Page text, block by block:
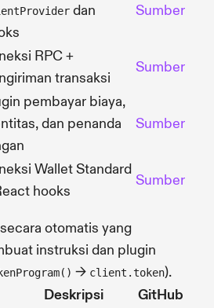
dan
Sumber
RPC +
transaksi
Sumber
pembayar biaya,
dan penanda
Sumber
Wallet Standard
hooks
Sumber
otomatis yang
instruksi dan plugin
→ client.token).
Deskripsi
GitHub